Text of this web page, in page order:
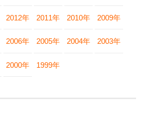
2012年 2011年 2010年 2009年
2006年 2005年 2004年 2003年
2000年 1999年